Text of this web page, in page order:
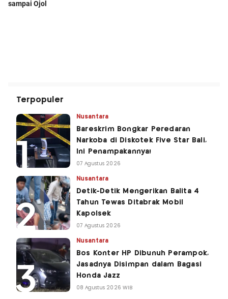
Terpopuler
Nusantara
Bareskrim Bongkar Peredaran
Narkoba di Diskotek Five Star Bali,
Ini Penampakannya!
07 Agustus 2026
Nusantara
Detik-Detik Mengerikan Balita 4
Tahun Tewas Ditabrak Mobil
Kapolsek
07 Agustus 2026
Nusantara
Bos Konter HP Dibunuh Perampok,
Jasadnya Disimpan dalam Bagasi
Honda Jazz
08 Agustus 2026 WIB